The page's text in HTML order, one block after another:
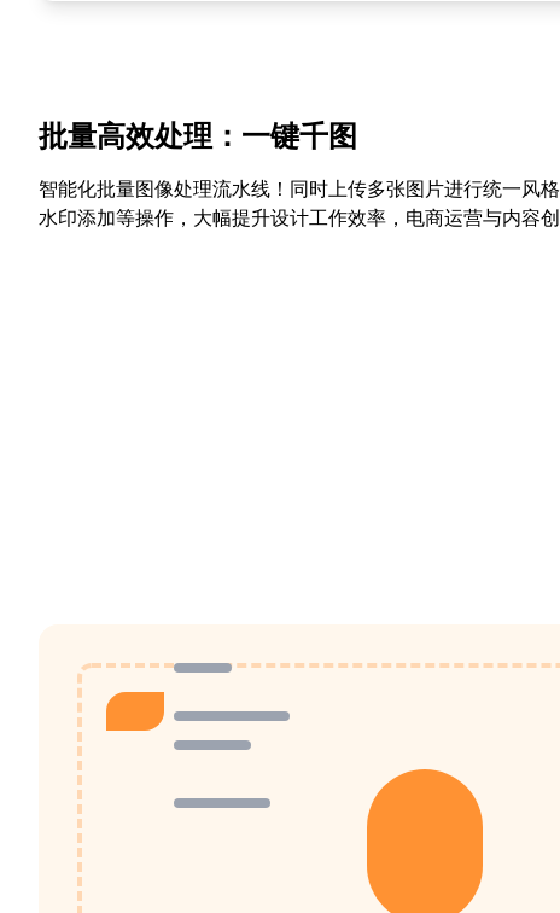
批量高效处理：一键千图
智能化批量图像处理流水线！同时上传多张图片进行统一风
水印添加等操作，大幅提升设计工作效率，电商运营与内容